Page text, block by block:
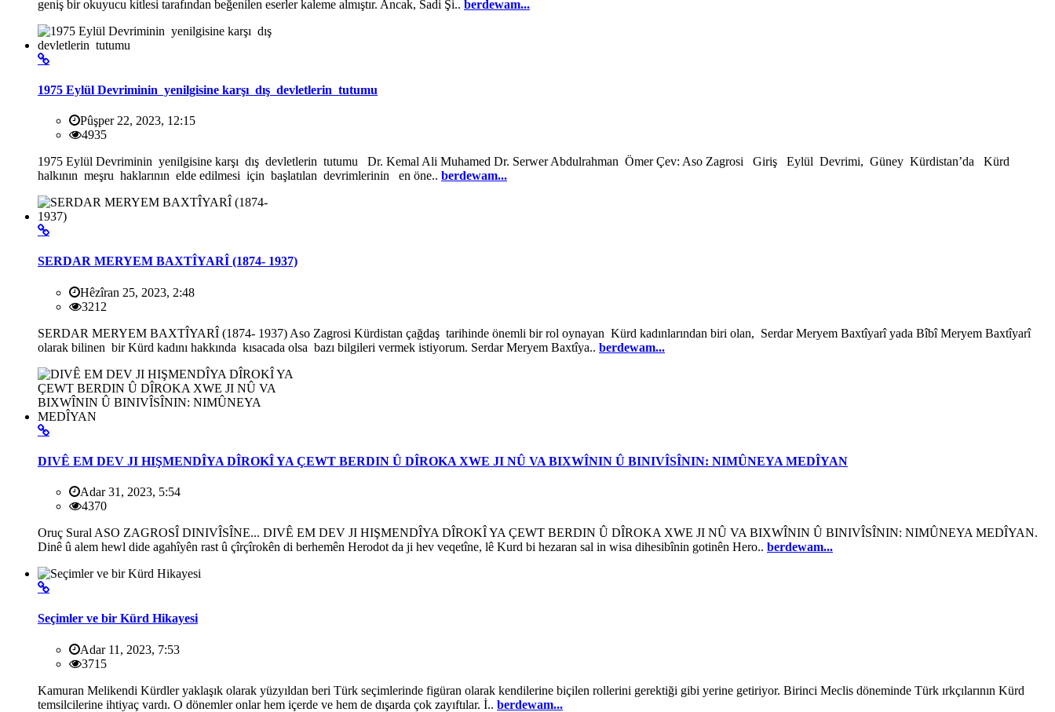
geniş bir okuyucu kitlesi tarafından beğenilen eserler kaleme almıştır. Ancak, Sadi Şi.. berdewam...
1975 Eylül Devriminin yenilgisine karşı dış devletlerin tutumu
Pûşper 22, 2023, 12:15
4935
1975 Eylül Devriminin yenilgisine karşı dış devletlerin tutumu Dr. Kemal Ali Muhamed Dr. Serwer Abdulrahman Ömer Çev: Aso Zagrosi Giriş Eylül Devrimi, Güney Kürdistan’da Kürd
halkının meşru haklarının elde edilmesi için başlatılan devrimlerinin en öne.. berdewam...
SERDAR MERYEM BAXTÎYARÎ (1874- 1937)
Hêzîran 25, 2023, 2:48
3212
SERDAR MERYEM BAXTÎYARÎ (1874- 1937) Aso Zagrosi Kürdistan çağdaş tarihinde önemli bir rol oynayan Kürd kadınlarından biri olan, Serdar Meryem Baxtîyarî yada Bîbî Meryem Baxtîyarî
olarak bilinen bir Kürd kadını hakkında kısacada olsa bazı bilgileri vermek istiyorum. Serdar Meryem Baxtîya.. berdewam...
DIVÊ EM DEV JI HIŞMENDÎYA DÎROKÎ YA ÇEWT BERDIN Û DÎROKA XWE JI NÛ VA BIXWÎNIN Û BINIVÎSÎNIN: NIMÛNEYA MEDÎYAN
Adar 31, 2023, 5:54
4370
Oruç Sural ASO ZAGROSÎ DINIVÎSÎNE... DIVÊ EM DEV JI HIŞMENDÎYA DÎROKÎ YA ÇEWT BERDIN Û DÎROKA XWE JI NÛ VA BIXWÎNIN Û BINIVÎSÎNIN: NIMÛNEYA MEDÎYAN.
Dinê û alem hewl dide agahîyên rast û çîrçîrokên di berhemên Herodot da ji hev veqetîne, lê Kurd bi hezaran sal in wisa dihesibînin gotinên Hero.. berdewam...
Seçimler ve bir Kürd Hikayesi
Adar 11, 2023, 7:53
3715
Kamuran Melikendi Kürdler yaklaşık olarak yüzyıldan beri Türk seçimlerinde figüran olarak kendilerine biçilen rollerini gerektiği gibi yerine getiriyor. Birinci Meclis döneminde Türk ırkçılarının Kürd
temsilcilerine ihtiyaç vardı. O dönemler onlar hem içerde ve hem de dışarda çok zayıftılar. İ.. berdewam...